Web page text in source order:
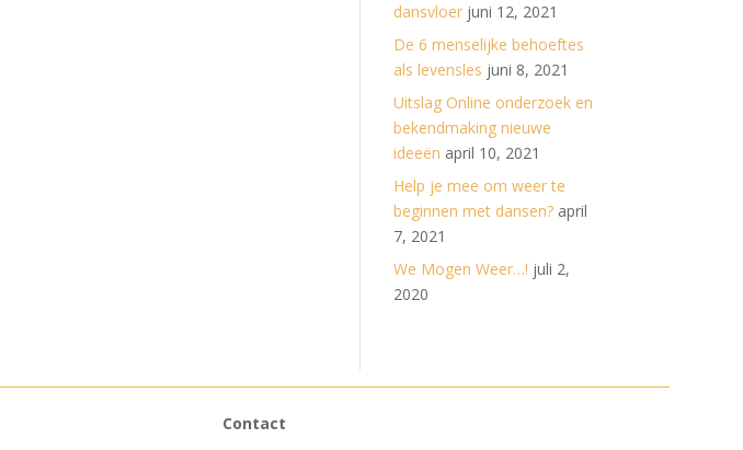
dansvloer juni 12, 2021
De 6 menselijke behoeftes
als levensles juni 8, 2021
Uitslag Online onderzoek en
bekendmaking nieuwe
ideeën april 10, 2021
Help je mee om weer te
beginnen met dansen? april
7, 2021
We Mogen Weer…! juli 2,
2020
Contact